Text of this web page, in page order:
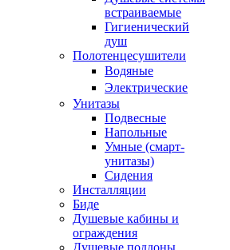
встраиваемые
Гигиенический
душ
Полотенцесушители
ㅤВодяные
ㅤЭлектрические
Унитазы
Подвесные
Напольные
Умные (смарт-
унитазы)
Сидения
Инсталляции
Биде
Душевые кабины и
ограждения
Душевые поддоны